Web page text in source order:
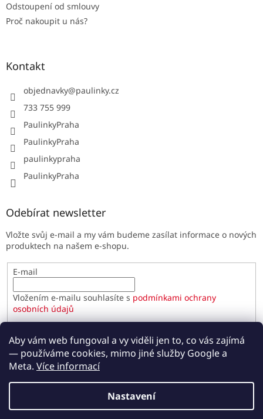
Aby vám web fungoval a vy viděli jen to, co vás zajímá
— používáme cookies, mimo jiné služby Google a
Meta. Více informací
Nastavení
Odstoupení od smlouvy
Proč nakoupit u nás?
Kontakt
objednavky@paulinky.cz
733 755 999
PaulinkyPraha
PaulinkyPraha
paulinkypraha
PaulinkyPraha
Odebírat newsletter
Vložte svůj e-mail a my vám budeme zasílat informace o nových
produktech na našem e-shopu.
E-mail
Vložením e-mailu souhlasíte s podmínkami ochrany
osobních údajů
PŘIHLÁSIT SE